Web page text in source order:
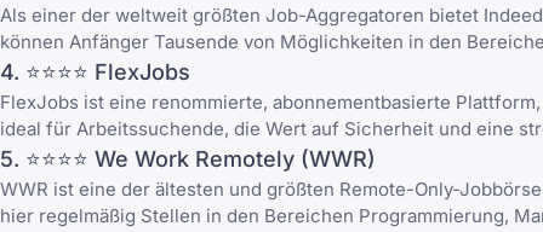
Als einer der weltweit größten Job-Aggregatoren bietet
können Anfänger Tausende von Möglichkeiten in den
4. ⭐⭐⭐⭐ FlexJobs
FlexJobs ist eine renommierte, abonnementbasierte
ideal für Arbeitssuchende, die Wert auf Sicherheit und eine
5. ⭐⭐⭐⭐ We Work Remotely (WWR)
WWR ist eine der ältesten und größten Remote-Only-
hier regelmäßig Stellen in den Bereichen Programmierung,